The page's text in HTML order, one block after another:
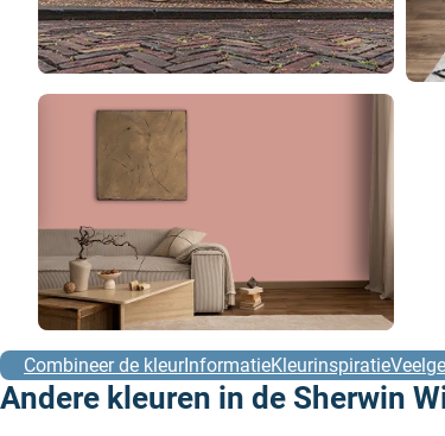
Combineer de kleurInformatieKleurinspiratie
Andere kleuren in de Sherwin